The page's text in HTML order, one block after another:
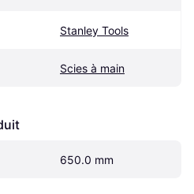
Stanley Tools
Scies à main
650.0 mm